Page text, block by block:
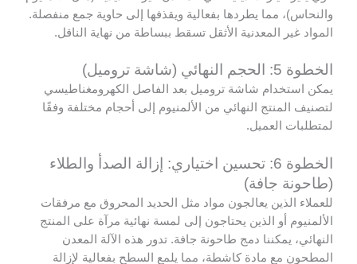
والنحاس)، مما يطردها بفعالية ويقذفها إلى حاوية جمع منفصلة.
المواد غير المعدنية الأثقل تسقط ببساطة من نهاية الناقل.
الخطوة 5: الحجم النهائي (شاشة تروميل)
يمكن استخدام شاشة تروميل بعد الفاصل الكهرومغناطيسي
لتصنيف المنتج النهائي من الألمنيوم إلى أحجام مختلفة وفقًا
لمتطلبات العميل.
الخطوة 6: تحسين اختياري: إزالة الصدأ والطلاء
(طاحونة جافة)
للعملاء الذين يعالجون مواد مثل الحديد المحروق مع مرفقات
الألمنيوم أو الذين يحتاجون إلى لمسة نهائية مرآة على المنتج
النهائي، يمكننا دمج طاحونة جافة. تدور هذه الآلة المعدن
المطحون مع مادة كاشطة، مما يلمع السطح بفعالية لإزالة